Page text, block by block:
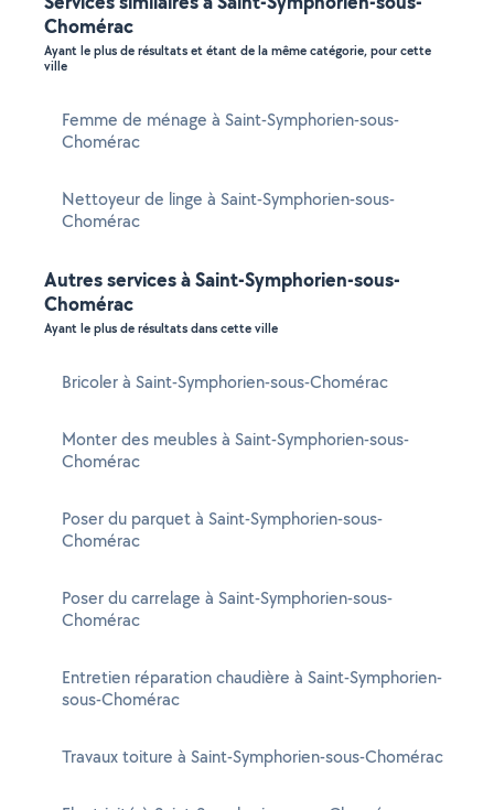
Chomérac
Ayant le plus de résultats et étant de la même catégorie, pour cette
ville
Femme de ménage à Saint-Symphorien-sous-
Chomérac
Nettoyeur de linge à Saint-Symphorien-sous-
Chomérac
Autres services à Saint-Symphorien-sous-
Chomérac
Ayant le plus de résultats dans cette ville
Bricoler à Saint-Symphorien-sous-Chomérac
Monter des meubles à Saint-Symphorien-sous-
Chomérac
Poser du parquet à Saint-Symphorien-sous-
Chomérac
Poser du carrelage à Saint-Symphorien-sous-
Chomérac
Entretien réparation chaudière à Saint-Symphorien-
sous-Chomérac
Travaux toiture à Saint-Symphorien-sous-Chomérac